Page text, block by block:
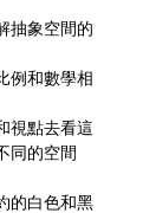
抽象空間的
例和數學相
視點去看這
同的空間
的白色和黑